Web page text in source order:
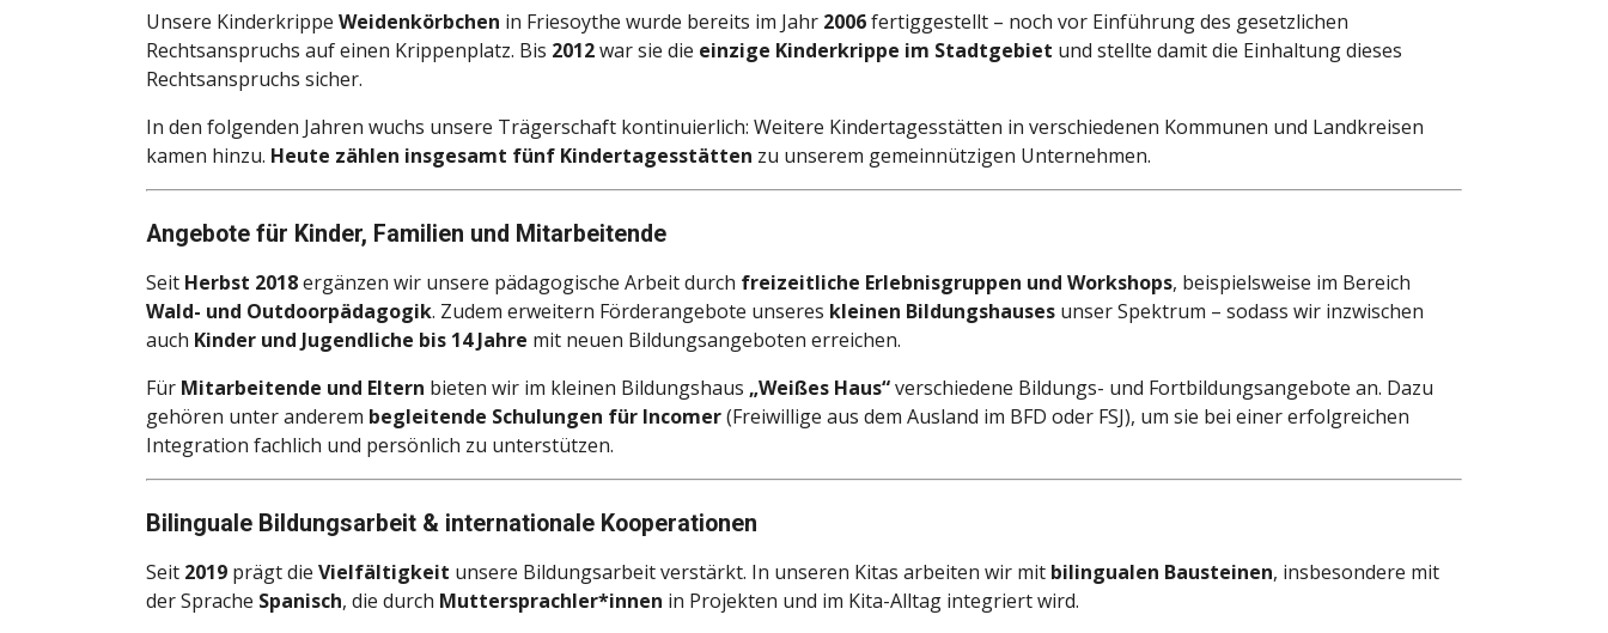
Unsere Kinderkrippe Weidenkörbchen in Friesoythe wurde bereits im Jahr 2006fertiggestellt – noch vor Einführung des gesetzlichen
Rechtsanspruchs auf einen Krippenplatz. Bis 2012war sie die einzige Kinderkrippe im Stadtgebiet und stellte damit die Einhaltung dieses
Rechtsanspruchs sicher.
In den folgenden Jahren wuchs unsere Trägerschaft kontinuierlich: Weitere Kindertagesstätten in verschiedenen Kommunen und Landkreisen
kamen hinzu. Heute zählen insgesamt fünf Kindertagesstätten zu unserem gemeinnützigen Unternehmen.
Angebote für Kinder, Familien und Mitarbeitende
Seit Herbst 2018ergänzen wir unsere pädagogische Arbeit durch freizeitliche Erlebnisgruppen und Workshops, beispielsweise im Bereich
Wald- und Outdoorpädagogik. Zudem erweitern Förderangebote unseres kleinen Bildungshauses unser Spektrum – sodass wir inzwischen
auch Kinder und Jugendliche bis 14 Jahre mit neuen Bildungsangeboten erreichen.
Für Mitarbeitende und Eltern bieten wir im kleinen Bildungshaus „Weißes Haus“verschiedene Bildungs- und Fortbildungsangebote an. Dazu
gehören unter anderem begleitende Schulungen für Incomer(Freiwillige aus dem Ausland im BFD oder FSJ), um sie bei einer erfolgreichen
Integration fachlich und persönlich zu unterstützen.
Bilinguale Bildungsarbeit & internationale Kooperationen
Seit 2019 prägt die Vielfältigkeit unsere Bildungsarbeit verstärkt. In unseren Kitas arbeiten wir mit bilingualen Bausteinen, insbesondere mit
der Sprache Spanisch, die durch Muttersprachler*innen in Projekten und im Kita-Alltag integriert wird.